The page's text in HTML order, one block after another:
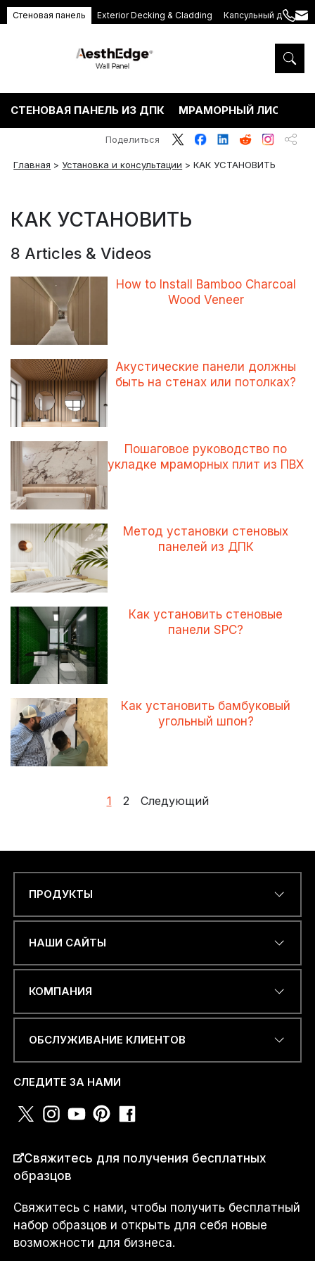
Стеновая панель Exterior Decking & Cladding Капсульный дом
+86
5575
СТЕНОВАЯ ПАНЕЛЬ ИЗ ДПК МРАМОРНЫЙ ЛИСТ ПВХ
Главная > Установка и консультации >КАК УСТАНОВИТЬ
Поделиться
КАК УСТАНОВИТЬ
8 Articles & Videos
How to Install Bamboo Charcoal
Wood Veneer
Акустические панели должны
быть на стенах или потолках?
Пошаговое руководство по
укладке мраморных плит из ПВХ
Метод установки стеновых
панелей из ДПК
Как установить стеновые
панели SPC?
Как установить бамбуковый
угольный шпон?
1 2 Следующий
С
о
о
б
е
и
е
N
U
M
R
Я
.
.
Я...
ПРОДУКТЫ
НАШИ САЙТЫ
КОМПАНИЯ
ОБСЛУЖИВАНИЕ КЛИЕНТОВ
СЛЕДИТЕ ЗА НАМИ
Свяжитесь для получения бесплатных
образцов
Свяжитесь с нами, чтобы получить бесплатный
набор образцов и открыть для себя новые
возможности для бизнеса.